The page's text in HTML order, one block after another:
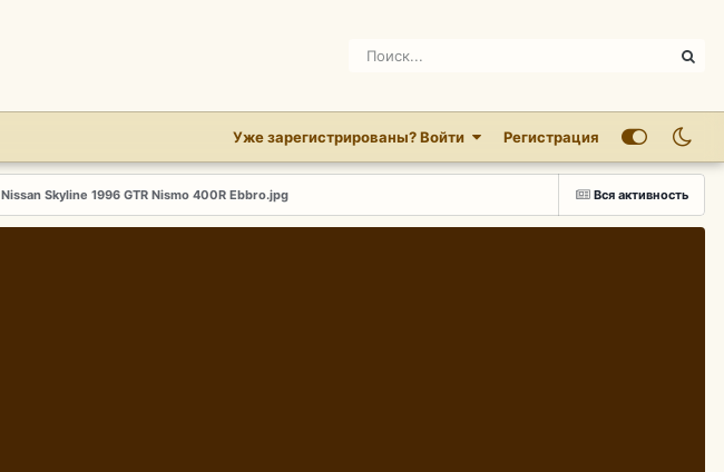
Уже зарегистрированы? Войти Регистрация
Вся активность
Nissan Skyline 1996 GTR Nismo 400R Ebbro.jpg